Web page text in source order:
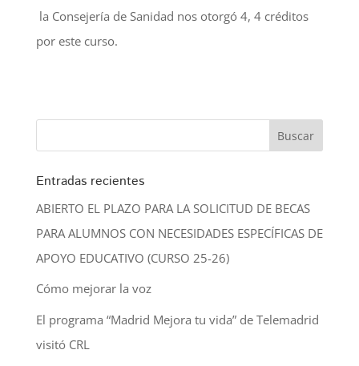
la Consejería de Sanidad nos otorgó 4, 4 créditos
por este curso.
Entradas recientes
ABIERTO EL PLAZO PARA LA SOLICITUD DE BECAS
PARA ALUMNOS CON NECESIDADES ESPECÍFICAS DE
APOYO EDUCATIVO (CURSO 25-26)
Cómo mejorar la voz
El programa “Madrid Mejora tu vida” de Telemadrid
visitó CRL